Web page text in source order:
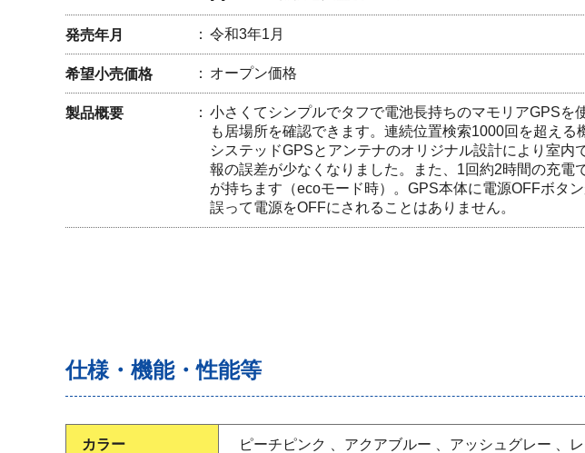
発売年月 令和3年1月
希望小売価格 オープン価格
製品概要
小さくてシンプルでタフで電池長持ちのマモリアGPSを
も居場所を確認できます。連続位置検索1000回を超える
システッドGPSとアンテナのオリジナル設計により室内
報の誤差が少なくなりました。また、1回約2時間の充電
が持ちます（ecoモード時）。GPS本体に電源OFFボタン
誤って電源をOFFにされることはありません。
仕様・機能・性能等
カラー ピーチピンク 、アクアブルー 、アッシュグレー 、